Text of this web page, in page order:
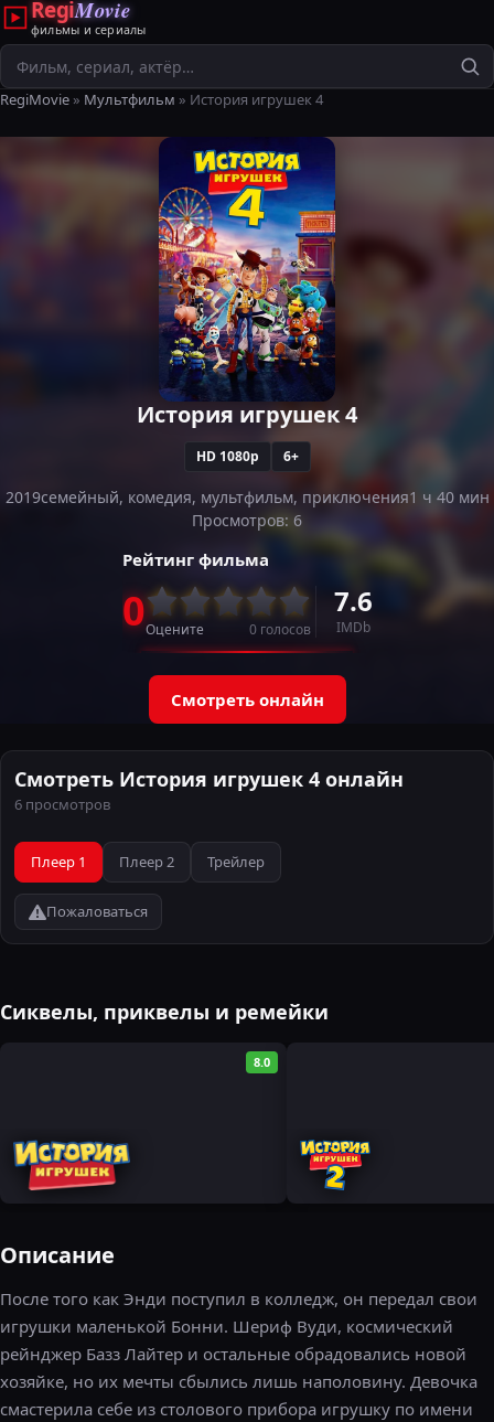
RegiMovie
фильмы и сериалы
Поиск
RegiMovie» Мультфильм » История игрушек 4
История игрушек 4
HD 1080p 6+
2019семейный, комедия, мультфильм, приключения1 ч 40 мин
Просмотров: 6
Рейтинг фильма
0Оцените 0голосов
7.6
IMDb
Смотреть онлайн
Смотреть История игрушек 4 онлайн
6 просмотров
Плеер 1 Плеер 2 Трейлер
Пожаловаться
Сиквелы, приквелы и ремейки
8.0
Описание
После того как Энди поступил в колледж, он передал свои
игрушки маленькой Бонни. Шериф Вуди, космический
рейнджер Базз Лайтер и остальные обрадовались новой
хозяйке, но их мечты сбылись лишь наполовину. Девочка
смастерила себе из столового прибора игрушку по имени